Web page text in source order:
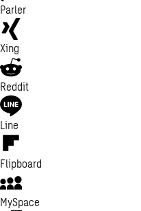
Parler
Xing
Reddit
Line
Flipboard
MySpace